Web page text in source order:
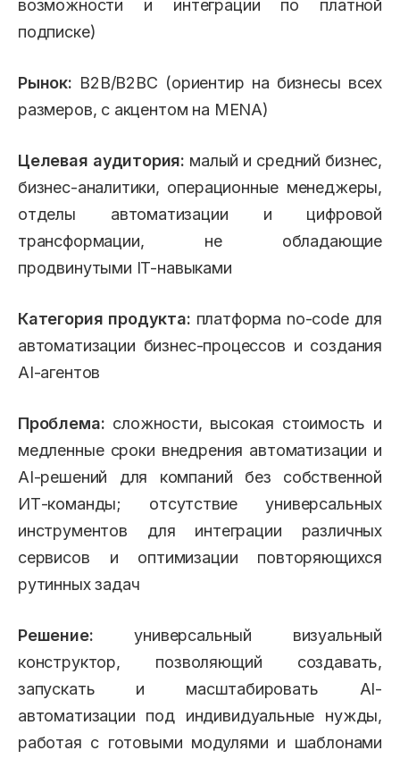
возможности и интеграции по платной
подписке)
Рынок: B2B/B2BC (ориентир на бизнесы всех
размеров, с акцентом на MENA)
Целевая аудитория: малый и средний бизнес,
бизнес-аналитики, операционные менеджеры,
отделы автоматизации и цифровой
трансформации, не обладающие
продвинутыми IT-навыками
Категория продукта: платформа no-code для
автоматизации бизнес-процессов и создания
AI-агентов
Проблема: сложности, высокая стоимость и
медленные сроки внедрения автоматизации и
AI-решений для компаний без собственной
ИТ-команды; отсутствие универсальных
инструментов для интеграции различных
сервисов и оптимизации повторяющихся
рутинных задач
Решение: универсальный визуальный
конструктор, позволяющий создавать,
запускать и масштабировать AI-
автоматизации под индивидуальные нужды,
работая с готовыми модулями и шаблонами